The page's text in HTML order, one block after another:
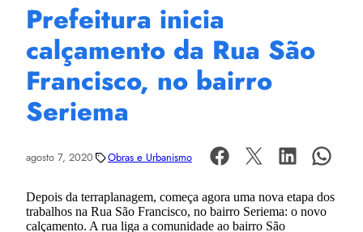
Prefeitura inicia
calçamento da Rua São
Francisco, no bairro
Seriema
agosto 7, 2020 Obras e Urbanismo
Depois da terraplanagem, começa agora uma nova etapa dos
trabalhos na Rua São Francisco, no bairro Seriema: o novo
calçamento. A rua liga a comunidade ao bairro São